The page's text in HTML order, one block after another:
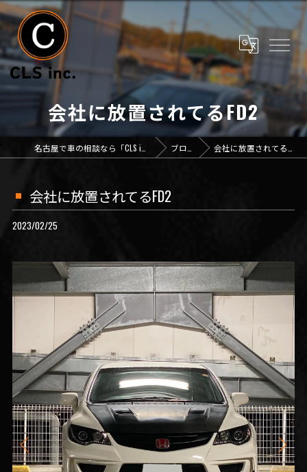
会社に放置されてるFD2
ブログ 会社に放置されてるFD2
会社に放置されてるFD2
2023/02/25